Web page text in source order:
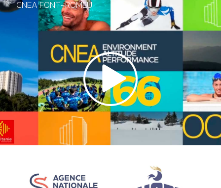
CNEA FONT-ROMEU